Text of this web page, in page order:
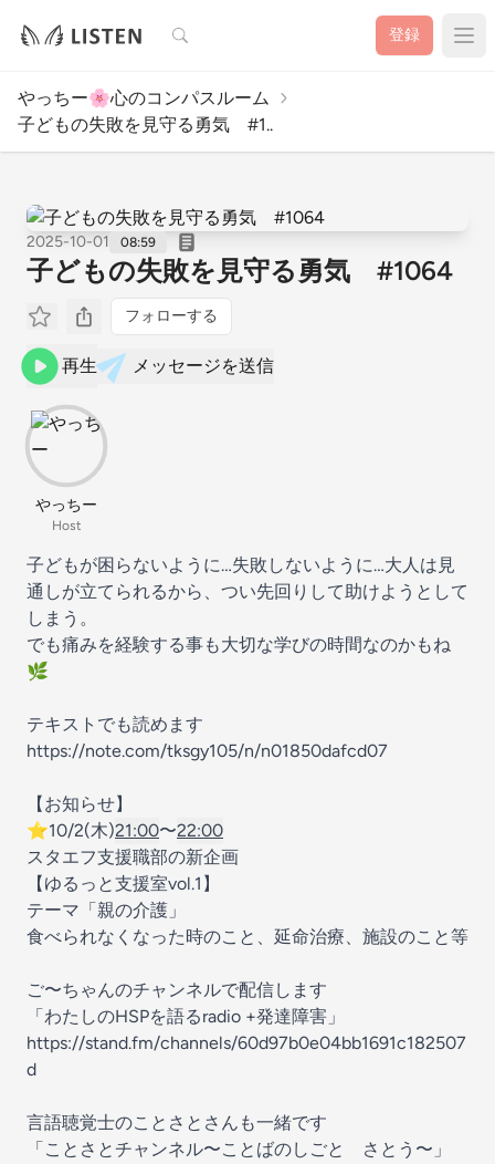
検索 登録
やっちー🌸心のコンパスルーム
子どもの失敗を見守る勇気 #1..
2025-10-01 08:59
子どもの失敗を見守る勇気 #1064
フォローする
再生 メッセージを送信
やっちー
Host
子どもが困らないように…失敗しないように…大人は見
通しが立てられるから、つい先回りして助けようとして
しまう。
でも痛みを経験する事も大切な学びの時間なのかもね
🌿
テキストでも読めます
https://note.com/tksgy105/n/n01850dafcd07
【お知らせ】
⭐️10/2(木)21:00〜22:00
スタエフ支援職部の新企画
【ゆるっと支援室vol.1】
テーマ「親の介護」
食べられなくなった時のこと、延命治療、施設のこと等
ご〜ちゃんのチャンネルで配信します
「わたしのHSPを語るradio +発達障害」
https://stand.fm/channels/60d97b0e04bb1691c182507
d
言語聴覚士のことさとさんも一緒です
「ことさとチャンネル〜ことばのしごと さとう〜」